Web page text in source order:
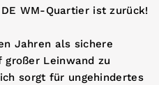
WM-Quartier ist zurück!
Jahren als sichere
Leinwand zu
sorgt für ungehindertes